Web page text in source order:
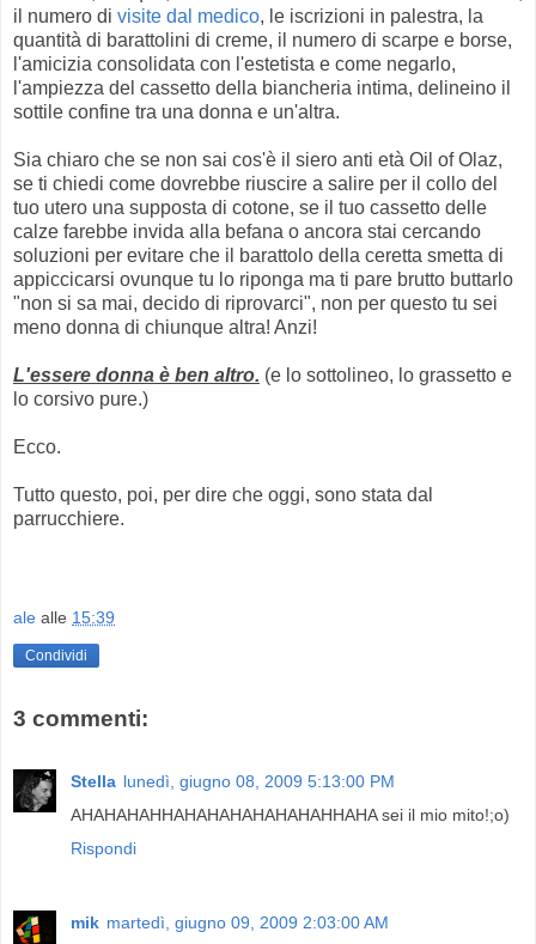
il numero di visite dal medico, le iscrizioni in palestra, la
quantità di barattolini di creme, il numero di scarpe e borse,
l'amicizia consolidata con l'estetista e come negarlo,
l'ampiezza del cassetto della biancheria intima, delineino il
sottile confine tra una donna e un'altra.
Sia chiaro che se non sai cos'è il siero anti età Oil of Olaz,
se ti chiedi come dovrebbe riuscire a salire per il collo del
tuo utero una supposta di cotone, se il tuo cassetto delle
calze farebbe invida alla befana o ancora stai cercando
soluzioni per evitare che il barattolo della ceretta smetta di
appiccicarsi ovunque tu lo riponga ma ti pare brutto buttarlo
"non si sa mai, decido di riprovarci", non per questo tu sei
meno donna di chiunque altra! Anzi!
L'essere donna è ben altro. (e lo sottolineo, lo grassetto e
lo corsivo pure.)
Ecco.
Tutto questo, poi, per dire che oggi, sono stata dal
parrucchiere.
ale alle 15:39
Condividi
3 commenti:
Stella lunedì, giugno 08, 2009 5:13:00 PM
AHAHAHAHHAHAHAHAHAHAHAHHAHA sei il mio mito!;o)
Rispondi
mik martedì, giugno 09, 2009 2:03:00 AM